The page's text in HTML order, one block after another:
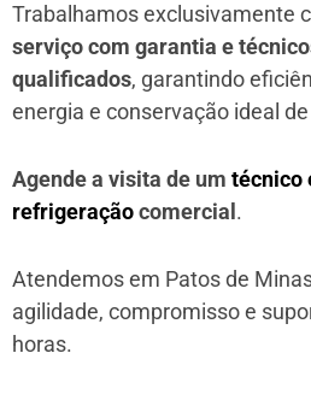
Trabalhamos exclusivamente
serviço com garantia e
qualificados, garantindo
energia e conservação ideal
Agende a visita de um técnico
refrigeraçãocomercial .
Atendemos em Patos de
agilidade, compromisso e
horas.